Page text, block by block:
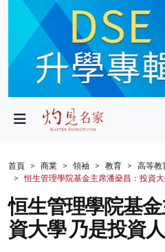
政局
財經
生活
健康
商業
首頁 商業 領袖 教育
高等教
恒生管理學院基金主席潘燊昌：投資
恒生管理學院基
資大學 乃是投資